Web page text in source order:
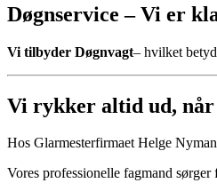
Døgnservice – Vi er
Vi tilbyder Døgnvagt– hvilket
Vi rykker altid ud, når
Hos Glarmesterfirmaet Helge
Vores professionelle fagmand